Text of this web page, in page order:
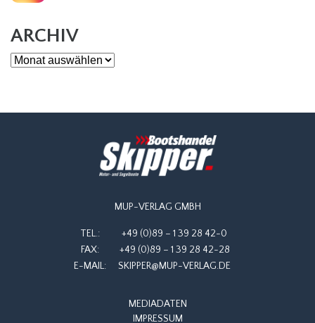
ARCHIV
Archiv
MUP-VERLAG GMBH
TEL.:
+49 (0)89 – 1 39 28 42-0
FAX:
+49 (0)89 – 1 39 28 42-28
E-MAIL:
SKIPPER@MUP-VERLAG.DE
MEDIADATEN
IMPRESSUM